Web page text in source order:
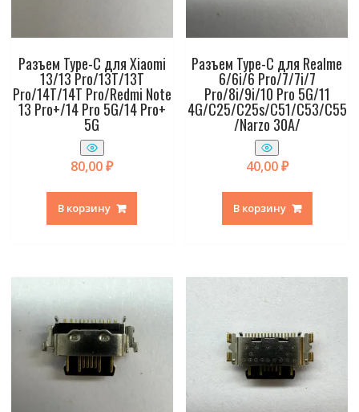
Разъем Type-C для Xiaomi
13/13 Pro/13T/13T
Pro/14T/14T Pro/Redmi Note
13 Pro+/14 Pro 5G/14 Pro+
5G
80,00₽
В корзину
Разъем Type-C для Realme
6/6i/6 Pro/7/7i/7
Pro/8i/9i/10 Pro 5G/11
4G/C25/C25s/C51/C53/C55
/Narzo 30A/
40,00₽
В корзину